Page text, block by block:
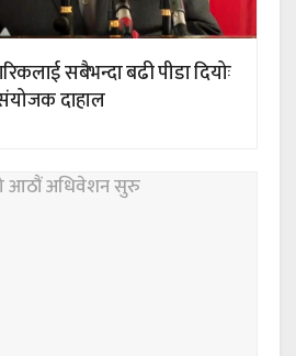
सबैभन्दा बढी पीडा दियोः
दाहाल